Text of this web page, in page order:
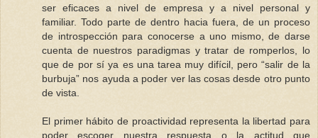
ser eficaces a nivel de empresa y a nivel personal y
familiar. Todo parte de dentro hacia fuera, de un proceso
de introspección para conocerse a uno mismo, de darse
cuenta de nuestros paradigmas y tratar de romperlos, lo
que de por sí ya es una tarea muy difícil, pero “salir de la
burbuja” nos ayuda a poder ver las cosas desde otro punto
de vista.
El primer hábito de proactividad representa la libertad para
poder escoger nuestra respuesta o la actitud que